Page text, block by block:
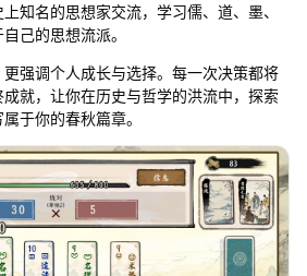
知名的思想家交流，学习儒、道、墨、
己的思想流派。
强调个人成长与选择。每一次决策都将
就，让你在历史与哲学的洪流中，探索
于你的春秋篇章。